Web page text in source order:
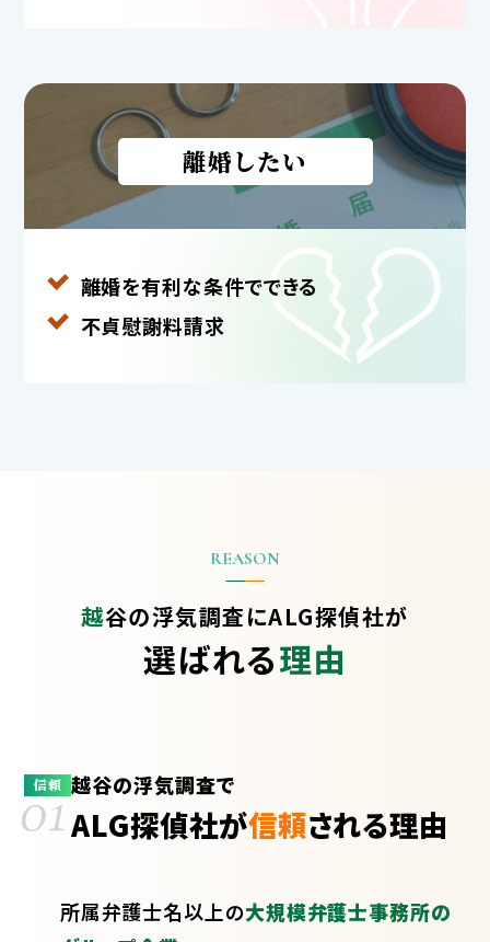
離婚したい
離婚を有利な条件でできる
不貞慰謝料請求
越谷の浮気調査にALG探偵社が
選ばれる理由
信頼
01越谷の浮気調査で
ALG探偵社が信頼される理由
所属弁護士名以上の大規模弁護士事務所の